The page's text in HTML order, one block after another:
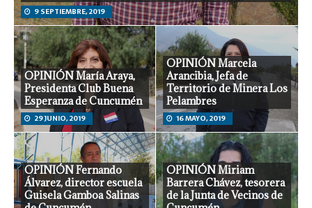
9 SEPTIEMBRE, 2019
OPINIÓN María Araya,
Presidenta Club Buena
Esperanza de Cuncumén
29 JUNIO, 2019
OPINIÓN Marcela
Arancibia, Jefa de
Territorio de Minera Los
Pelambres
16 MAYO, 2019
OPINIÓN Fernando
Álvarez, director escuela
Guisela Gamboa Salinas
OPINIÓN Miriam
Barrera Chávez, tesorera
de la Junta de Vecinos de